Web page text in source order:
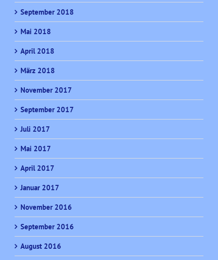
September 2018
Mai 2018
April 2018
März 2018
November 2017
September 2017
Juli 2017
Mai 2017
April 2017
Januar 2017
November 2016
September 2016
August 2016